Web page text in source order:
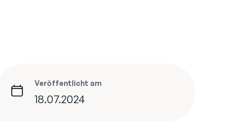
Veröffentlicht am
18.07.2024